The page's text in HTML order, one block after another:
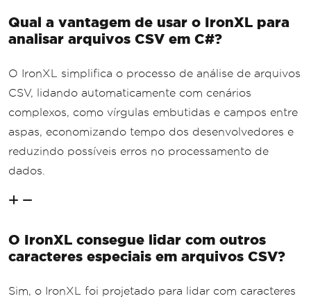
Qual a vantagem de usar o IronXL para
analisar arquivos CSV em C#?
O IronXL simplifica o processo de análise de arquivos
CSV, lidando automaticamente com cenários
complexos, como vírgulas embutidas e campos entre
aspas, economizando tempo dos desenvolvedores e
reduzindo possíveis erros no processamento de
dados.
O IronXL consegue lidar com outros
caracteres especiais em arquivos CSV?
Sim, o IronXL foi projetado para lidar com caracteres